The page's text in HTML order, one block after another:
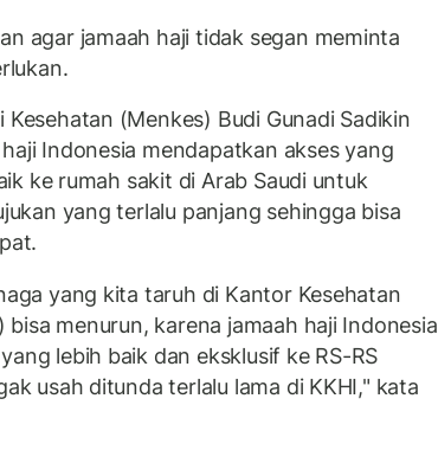
agar jamaah haji tidak segan meminta
Kesehatan (Menkes) Budi Gunadi Sadikin
Indonesia mendapatkan akses yang
ke rumah sakit di Arab Saudi untuk
yang terlalu panjang sehingga bisa
yang kita taruh di Kantor Kesehatan
bisa menurun, karena jamaah haji Indonesia
lebih baik dan eksklusif ke RS-RS
usah ditunda terlalu lama di KKHI," kata